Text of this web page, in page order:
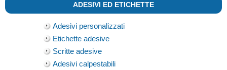
ADESIVI ED ETICHETTE
Adesivi personalizzati
Etichette adesive
Scritte adesive
Adesivi calpestabili